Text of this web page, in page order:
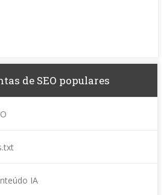
de SEO populares
IA